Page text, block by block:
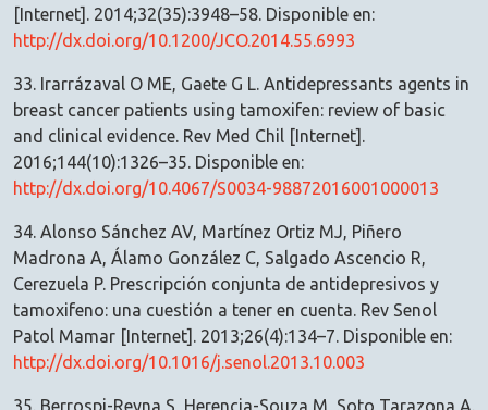
[Internet]. 2014;32(35):3948–58. Disponible en:
http://dx.doi.org/10.1200/JCO.2014.55.6993
33. Irarrázaval O ME, Gaete G L. Antidepressants agents in
breast cancer patients using tamoxifen: review of basic
and clinical evidence. Rev Med Chil [Internet].
2016;144(10):1326–35. Disponible en:
http://dx.doi.org/10.4067/S0034-98872016001000013
34. Alonso Sánchez AV, Martínez Ortiz MJ, Piñero
Madrona A, Álamo González C, Salgado Ascencio R,
Cerezuela P. Prescripción conjunta de antidepresivos y
tamoxifeno: una cuestión a tener en cuenta. Rev Senol
Patol Mamar [Internet]. 2013;26(4):134–7. Disponible en:
http://dx.doi.org/10.1016/j.senol.2013.10.003
35. Berrospi-Reyna S, Herencia-Souza M, Soto Tarazona A.